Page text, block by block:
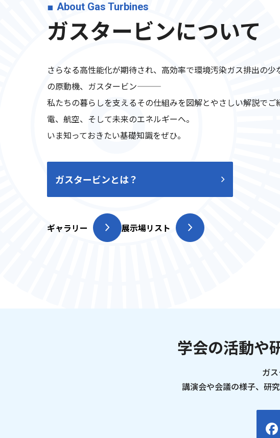
About Gas Turbines
ガスタービンについて
さらなる高性能化が期待され、高効率で環境汚染ガス排出の少
の原動機、ガスタービン―――
私たちの暮らしを支えるその仕組みを図解とやさしい解説でご
電、航空、そして未来のエネルギーへ。
いま知っておきたい基礎知識をぜひ。
ガスタービンとは？
ギャラリー 展示場リスト
学会の活動や
ガ
講演会や会議の様子、研